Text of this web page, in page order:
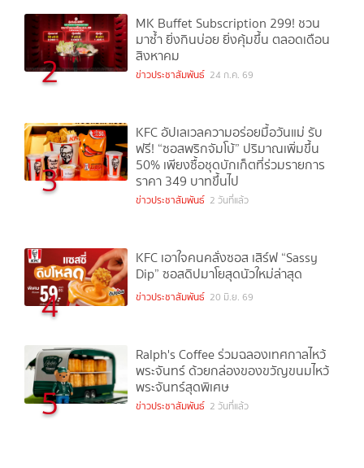
2
MK Buffet Subscription 299! ชวน
มาซ้ำ ยิ่งกินบ่อย ยิ่งคุ้มขึ้น ตลอดเดือน
สิงหาคม
ข่าวประชาสัมพันธ์ 24 ก.ค. 69
3
KFC อัปเลเวลความอร่อยมื้อวันแม่ รับ
ฟรี! “ซอสพริกจัมโบ้” ปริมาณเพิ่มขึ้น
50% เพียงซื้อชุดบักเก็ตที่ร่วมรายการ
ราคา 349 บาทขึ้นไป
ข่าวประชาสัมพันธ์ 2 วันที่แล้ว
4
KFC เอาใจคนคลั่งซอส เสิร์ฟ “Sassy
Dip” ซอสดิปมาโยสุดนัวใหม่ล่าสุด
ข่าวประชาสัมพันธ์ 20 มิ.ย. 69
5
Ralph's Coffee ร่วมฉลองเทศกาลไหว้
พระจันทร์ ด้วยกล่องของขวัญขนมไหว้
พระจันทร์สุดพิเศษ
ข่าวประชาสัมพันธ์ 2 วันที่แล้ว